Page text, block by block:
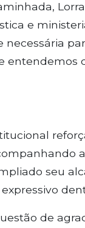
e
entendemos
seu
de